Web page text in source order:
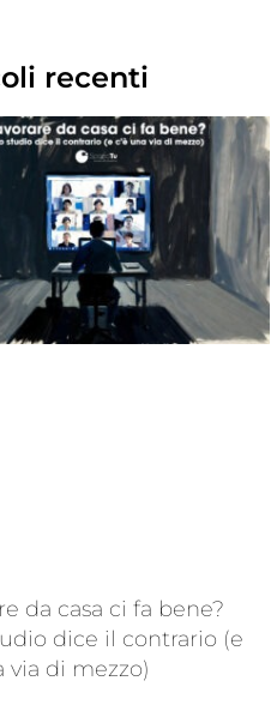
recenti
da casa ci fa bene?
dice il contrario (e
via di mezzo)